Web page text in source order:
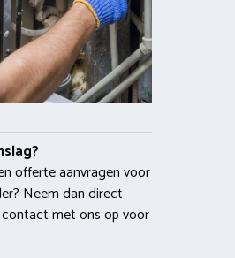
offerte aanvragen voor
Neem dan direct
met ons op voor